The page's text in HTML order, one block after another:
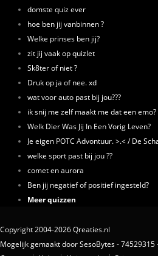
domste quiz ever
hoe ben jij vanbinnen ?
Welke prinses ben jij?
zit jij vaak op quizlet
Sk8ter of niet ?
Druk op ja of nee. xd
wat voor auto past bij jou???
ik snij me zelf maakt me dat een emo?
Welk Dier Was Jij In Een Vorig Leven?
Je eigen POTC Advontuur. >.< / De
welke sport past bij jou ??
comet en aurora
Ben jij negatief of positief ingesteld?
Meer quizzen
Copyright 2004-2026 Qreaties.nl
Mogelijk gemaakt door SesoBytes - 74529315